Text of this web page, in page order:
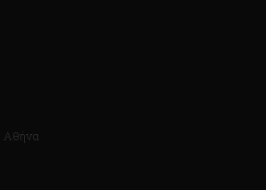
Αθήνα